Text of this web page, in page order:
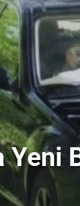
Yeni